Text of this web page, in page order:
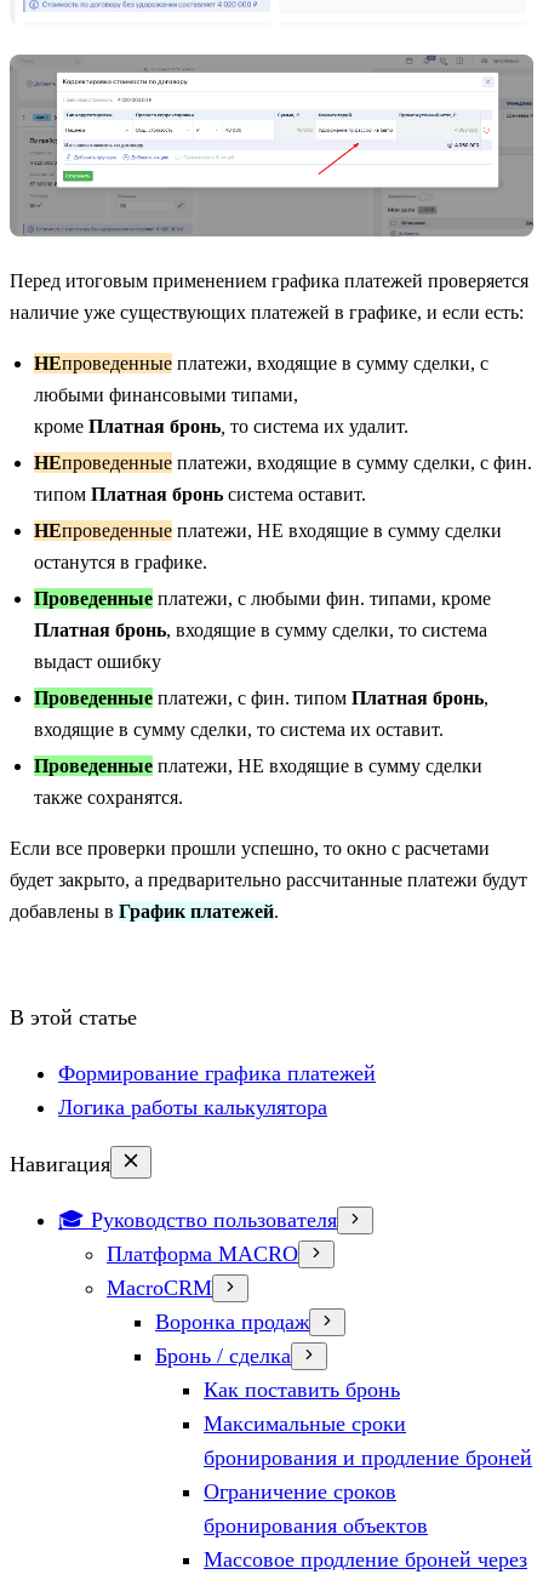
Перед итоговым применением графика платежей проверяется
наличие уже существующих платежей в графике, и если есть:
НЕпроведенные платежи, входящие в сумму сделки, с
любыми финансовыми типами,
кроме Платная бронь, то система их удалит.
НЕпроведенные платежи, входящие в сумму сделки, с фин.
типом Платная бронь система оставит.
НЕпроведенные платежи, НЕ входящие в сумму сделки
останутся в графике.
Проведенные платежи, с любыми фин. типами, кроме
Платная бронь, входящие в сумму сделки, то система
выдаст ошибку
Проведенные платежи, с фин. типом Платная бронь,
входящие в сумму сделки, то система их оставит.
Проведенные платежи, НЕ входящие в сумму сделки
также сохранятся.
Если все проверки прошли успешно, то окно с расчетами
будет закрыто, а предварительно рассчитанные платежи будут
добавлены в График платежей.
В этой статье
Формирование графика платежей
Логика работы калькулятора
Навигация
🎓 Руководство пользователя
Платформа MACRO
MacroCRM
Воронка продаж
Бронь / сделка
Как поставить бронь
Максимальные сроки
бронирования и продление броней
Ограничение сроков
бронирования объектов
Массовое продление броней через